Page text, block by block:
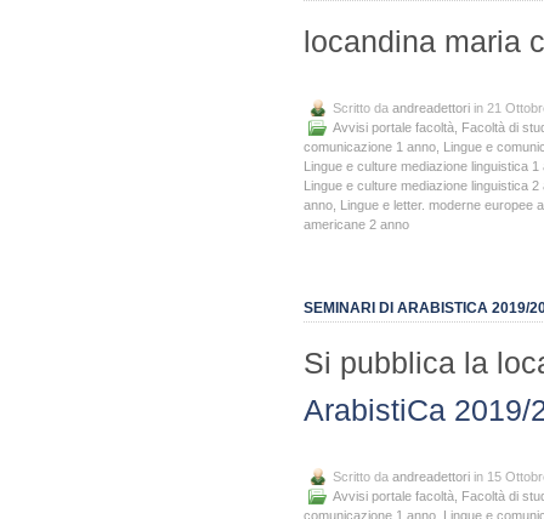
locandina maria
Scritto da andreadettori in 21
Avvisi portale facoltà Facoltà di
comunicazione 1 anno Lingue e
Lingue e culture mediazione linguistica 1
Lingue e culture mediazione linguistica 2
anno Lingue e letter. moderne europee
americane 2 anno
SEMINARI DI ARABISTICA 2019/
Si pubblica la
ArabistiCa 2019/
Scritto da andreadettori in 15
Avvisi portale facoltà Facoltà di
comunicazione 1 anno Lingue e